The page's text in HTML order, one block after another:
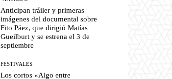
Anticipan tráiler y primeras
imágenes del documental sobre
Fito Páez, que dirigió Matías
Gueilburt y se estrena el 3 de
septiembre
FESTIVALES
Los cortos «Algo entre